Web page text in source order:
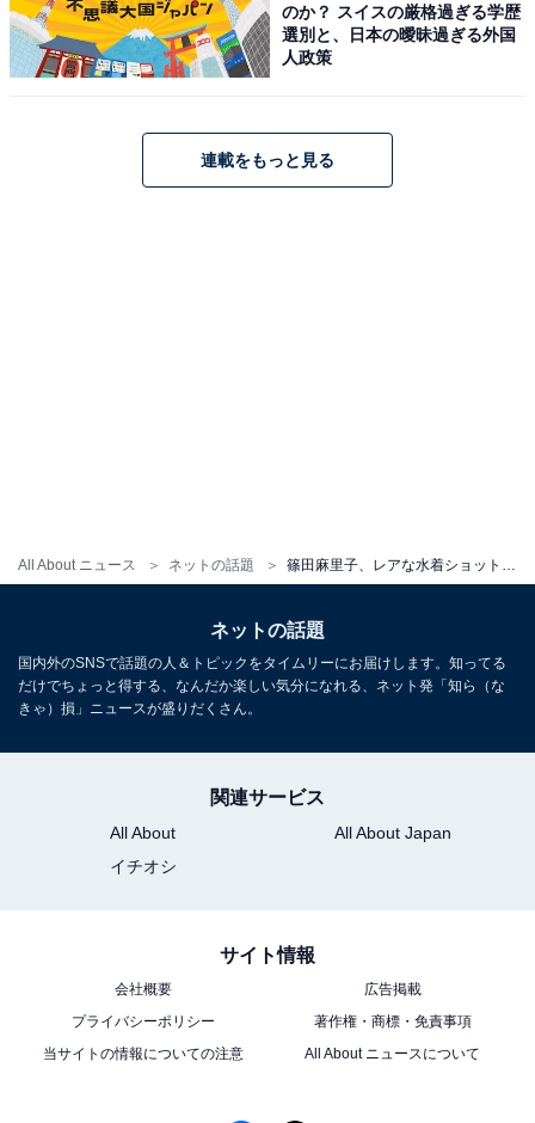
All About ニュース ネットの話題 篠田麻里子、レアな水着ショット公開！ 「20代の頃から全く変わってない!!」「余計な脂肪が付いてない」
のか？ スイスの厳格過ぎる学歴
選別と、日本の曖昧過ぎる外国
人政策
連載をもっと見る
ネットの話題
国内外のSNSで話題の人＆トピックをタイムリーにお届けします。知ってる
だけでちょっと得する、なんだか楽しい気分になれる、ネット発「知ら（な
きゃ）損」ニュースが盛りだくさん。
関連サービス
All About
All About Japan
イチオシ
サイト情報
会社概要
広告掲載
プライバシーポリシー
著作権・商標・免責事項
当サイトの情報についての注意
All About ニュースについて